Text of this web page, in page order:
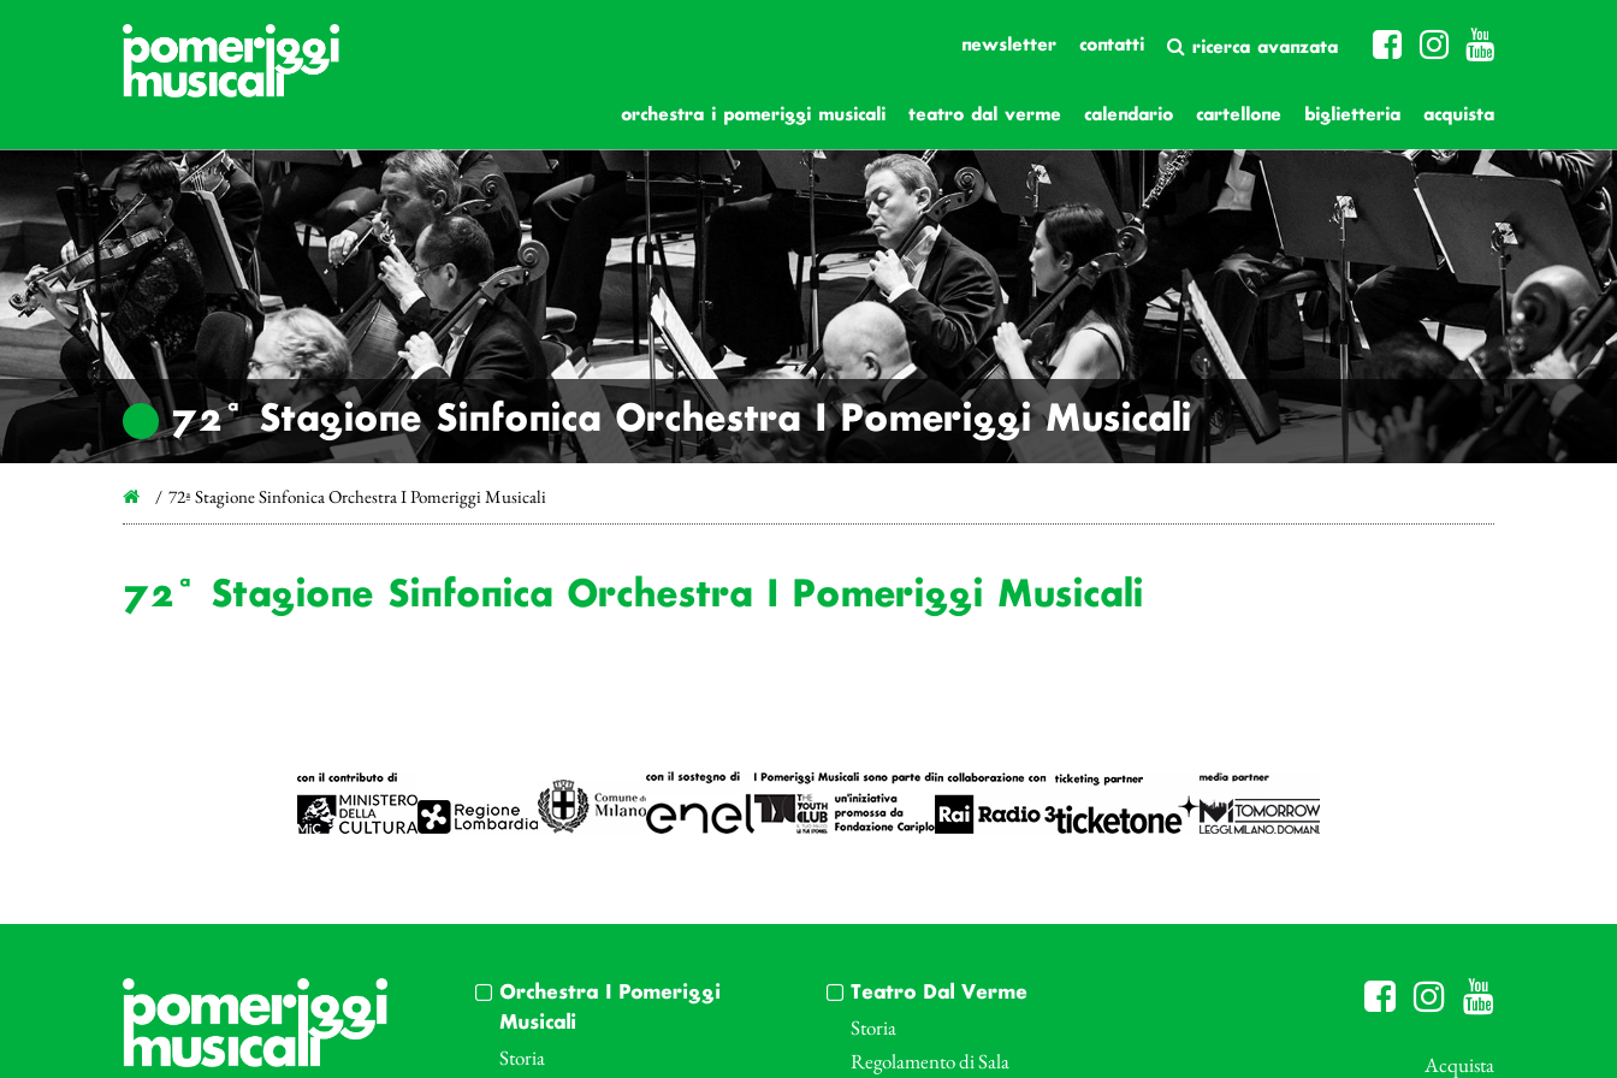
newsletter contatti ricerca avanzata
orchestra i pomeriggi musicali teatro dal verme calendario cartellone biglietteria acquista
72ª Stagione Sinfonica Orchestra I Pomeriggi Musicali
72ª Stagione Sinfonica Orchestra I Pomeriggi Musicali
72ª Stagione Sinfonica Orchestra I Pomeriggi Musicali
Orchestra I Pomeriggi
Musicali
Storia
Teatro Dal Verme
Storia
Regolamento di Sala
Acquista